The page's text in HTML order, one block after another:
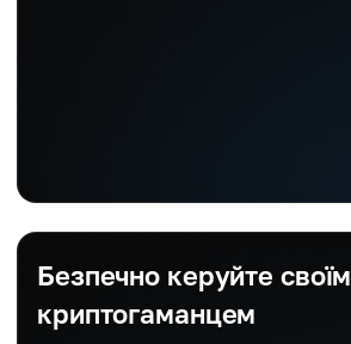
Безпечно керуйте своїм
криптогаманцем